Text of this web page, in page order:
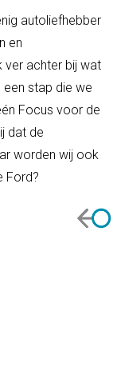
autoliefhebber
en
ver achter bij wat
een stap die we
Focus voor de
dat de
worden wij ook
Ford?